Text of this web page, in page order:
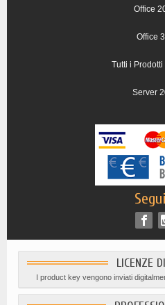
Office
Office
Tutti i
Server
LICENZE
I product key vengono inviati